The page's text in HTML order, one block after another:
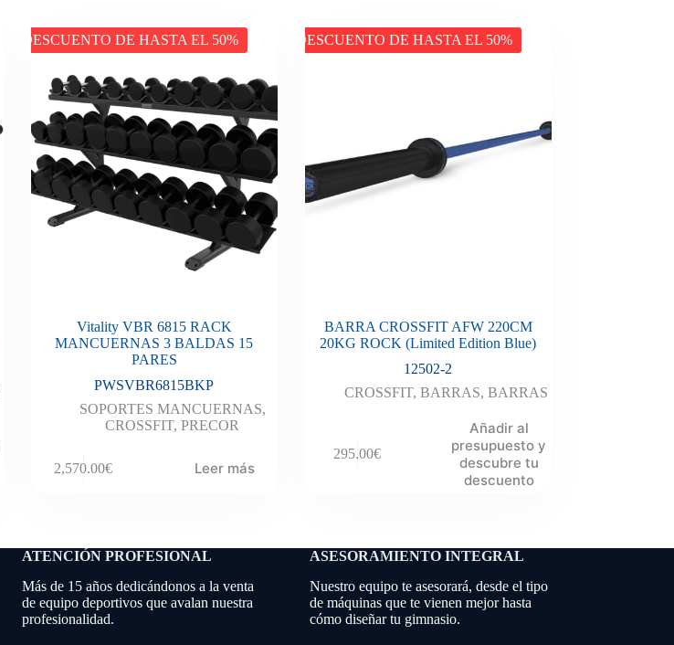
DESCUENTO DE HASTA EL 50%
Vitality VBR 6815 RACK
MANCUERNAS 3 BALDAS 15
PARES
PWSVBR6815BKP
SOPORTES MANCUERNAS,
CROSSFIT,PRECOR
2,570.00€ Leer más
DESCUENTO DE HASTA EL 50%
BARRA CROSSFIT AFW 220CM
20KG ROCK (Limited Edition Blue)
12502-2
CROSSFIT,BARRAS,BARRAS
295.00€
Añadir al
presupuesto y
descubre tu
descuento
ATENCIÓN PROFESIONAL
Más de 15 años dedicándonos a la venta
de equipo deportivos que avalan nuestra
profesionalidad.
ASESORAMIENTO INTEGRAL
Nuestro equipo te asesorará, desde el tipo
de máquinas que te vienen mejor hasta
cómo diseñar tu gimnasio.